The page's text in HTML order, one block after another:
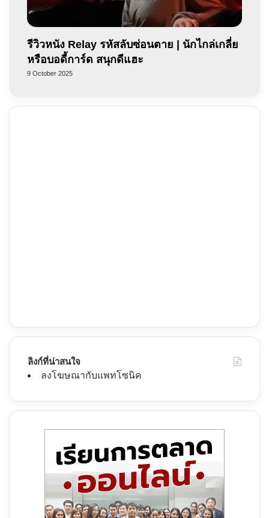
รีวิวหนัง Relay รหัสลับซ่อนตาย | นักไกล่เกลี่ย
หรือบอดี้การ์ด สนุกดีแฮะ
9 October 2025
ลิงก์ที่น่าสนใจ
ลงโฆษณากับแพทโซนิค